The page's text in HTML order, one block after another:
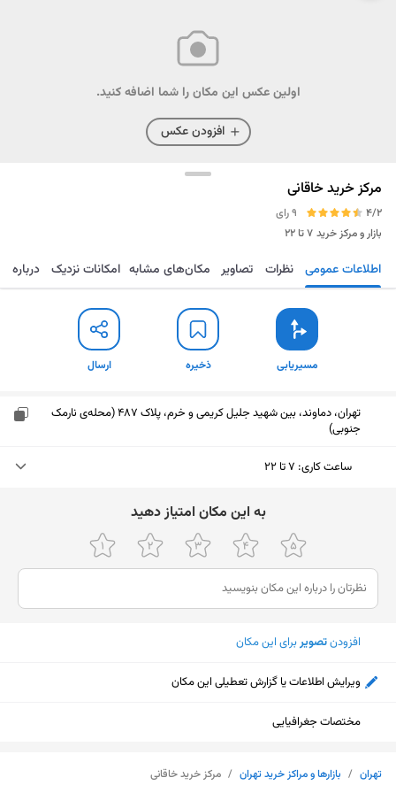
اولین عکس این مکان را شما اضافه کنید.
افزودن عکس
مرکز خرید خاقانی
4/2
9 رای
بازار و مرکز خرید ۷ تا ۲۲
مسیریابی ذخیره ارسال اطلاعات عمومی نظرات تصاویر مکان‌های مشابه امکانات نزدیک درباره
مسیریابی ذخیره ارسال
تهران، دماوند، بین شهید جلیل کریمی و خرم، پلاک 487 (محله‌ی نارمک
جنوبی)
ساعت کاری: ۷ تا ۲۲
سه‌شنبه
۷ تا ۲۲
چهارشنبه
۷ تا ۲۲
پنجشنبه
جمعه
شنبه
ﺑﻪ اﯾﻦ ﻣﮑﺎن اﻣﺘﯿﺎز دﻫﯿﺪ
افزودنتصویربرای این مکان
ویرایش اطلاعات یا گزارش تعطیلی این مکان
مختصات جغرافیایی
تهران / بازارها و مراکز خرید تهران / مرکز خرید خاقانی